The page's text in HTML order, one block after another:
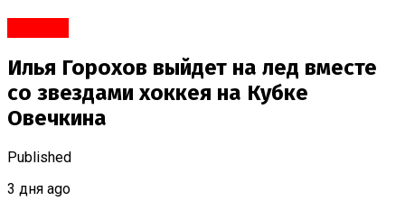
Илья Горохов выйдет на лед вместе
со звездами хоккея на Кубке
Овечкина
Published
3 дня ago